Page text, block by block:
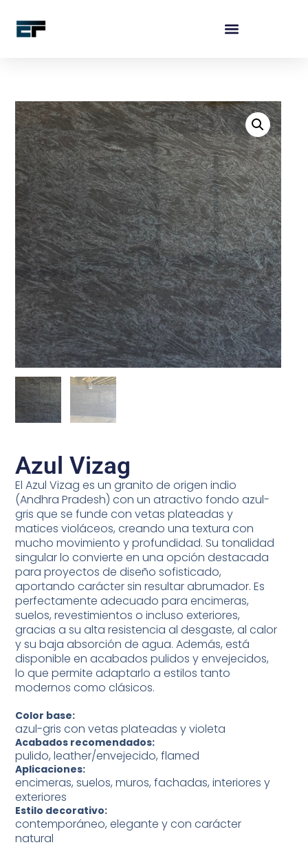
Azul Vizag
El Azul Vizag es un granito de origen indio
(Andhra Pradesh) con un atractivo fondo azul-
gris que se funde con vetas plateadas y
matices violáceos, creando una textura con
mucho movimiento y profundidad. Su tonalidad
singular lo convierte en una opción destacada
para proyectos de diseño sofisticado,
aportando carácter sin resultar abrumador. Es
perfectamente adecuado para encimeras,
suelos, revestimientos o incluso exteriores,
gracias a su alta resistencia al desgaste, al calor
y su baja absorción de agua. Además, está
disponible en acabados pulidos y envejecidos,
lo que permite adaptarlo a estilos tanto
modernos como clásicos.
Color base:
azul-gris con vetas plateadas y violeta
Acabados recomendados:
pulido, leather/envejecido, flamed
Aplicaciones:
encimeras, suelos, muros, fachadas, interiores y
exteriores
Estilo decorativo:
contemporáneo, elegante y con carácter
natural